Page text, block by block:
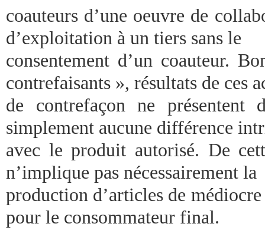
coauteurs d’une oeuvre de
d’exploitation à un tiers sans le
consentement d’un coauteur.
contrefaisants », résultats de ces
de contrefaçon ne présentent
simplement aucune différence
avec le produit autorisé. De
n’implique pas nécessairement la
production d’articles de
pour le consommateur final.